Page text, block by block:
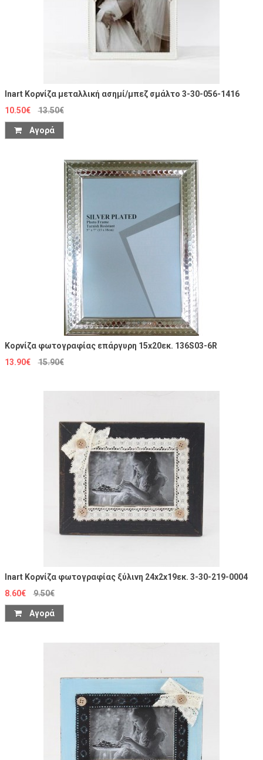
Inart Κορνίζα μεταλλική ασημί/μπεζ σμάλτο 3-30-056-1416
10.50€
13.50€
Αγορά
Κορνίζα φωτογραφίας επάργυρη 15x20εκ. 136S03-6R
13.90€
15.90€
Inart Κορνίζα φωτογραφίας ξύλινη 24x2x19εκ. 3-30-219-0004
8.60€
9.50€
Αγορά